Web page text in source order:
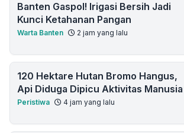
Banten Gaspol! Irigasi Bersih Jadi
Kunci Ketahanan Pangan
Warta Banten 2 jam yang lalu
120 Hektare Hutan Bromo Hangus,
Api Diduga Dipicu Aktivitas Manusia
Peristiwa 4 jam yang lalu